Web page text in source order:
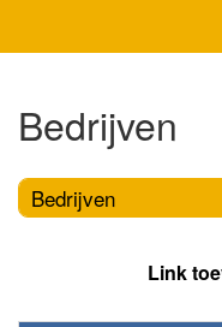
Bedrijven
Bedrijven
Link